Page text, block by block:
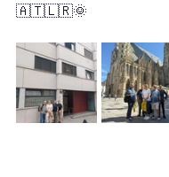
🇦🇹🇱🇷🌞